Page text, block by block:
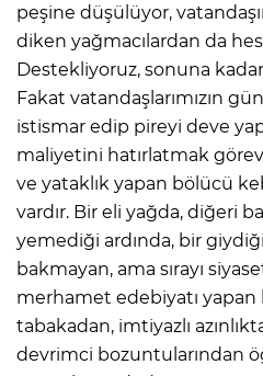
peşine düşülüyor,
diken yağmacılardan da
Destekliyoruz, sonuna
Fakat vatandaşlarımızın
istismar edip pireyi deve
maliyetini hatırlatmak
ve yataklık yapan bölücü
vardır. Bir eli yağda, diğeri
yemediği ardında, bir
bakmayan, ama sırayı
merhamet edebiyatı yapan
tabakadan, imtiyazlı
devrimci bozuntularından